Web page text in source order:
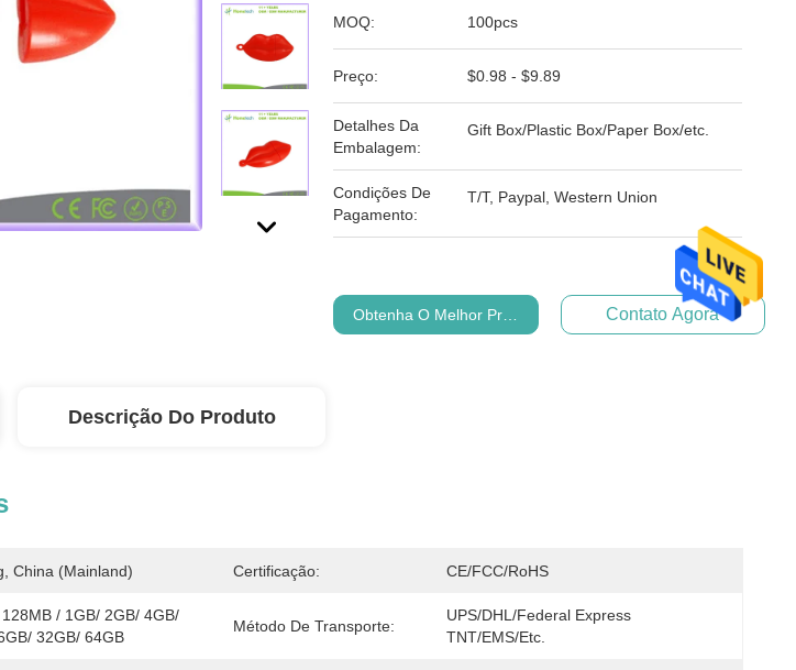
MOQ: 100pcs
Preço: $0.98 - $9.89
Detalhes Da
Embalagem:
Gift Box/Plastic Box/Paper Box/etc.
Condições De
Pagamento:
T/T, Paypal, Western Union
Obtenha O Melhor Preço Contato Agora
Descrição Do Produto
China (Mainland) Certificação: CE/FCC/RoHS
/ 1GB/ 2GB/ 4GB/
32GB/ 64GB
Método De Transporte:
UPS/DHL/Federal Express
TNT/EMS/etc.